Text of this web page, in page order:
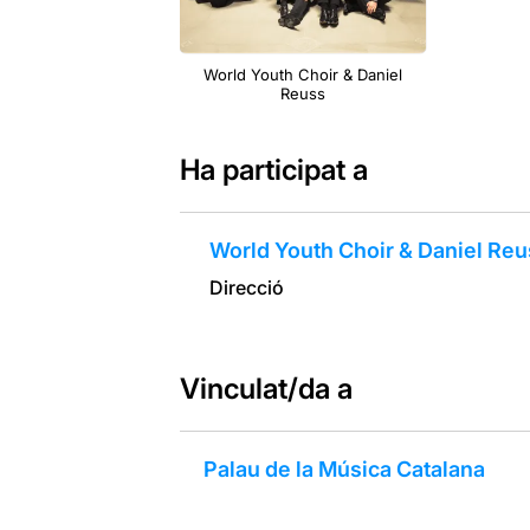
World Youth Choir & Daniel
Reuss
Ha participat a
World Youth Choir & Daniel
Direcció
Vinculat/da a
Palau de la Música Catalana